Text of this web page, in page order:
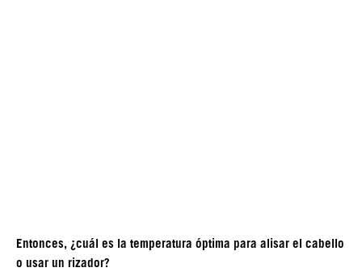
Entonces, ¿cuál es la temperatura óptima para alisar el cabello
o usar un rizador?